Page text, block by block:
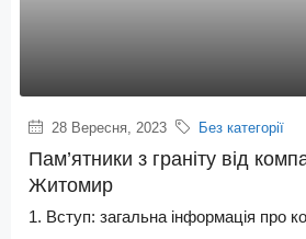
28 Вересня, 2023 Без категорії
Пам’ятники з граніту від
Житомир
1. Вступ: загальна інформація про